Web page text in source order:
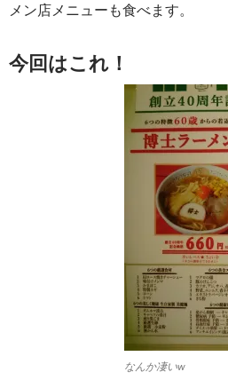
メン店メニューも食べます。
今回はこれ！
なんか凄いw